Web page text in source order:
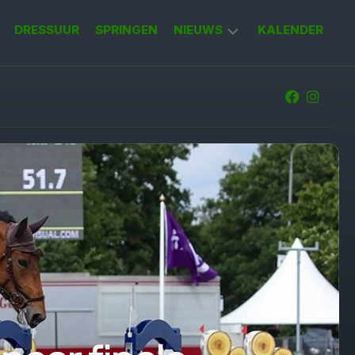
DRESSUUR SPRINGEN NIEUWS KALENDER